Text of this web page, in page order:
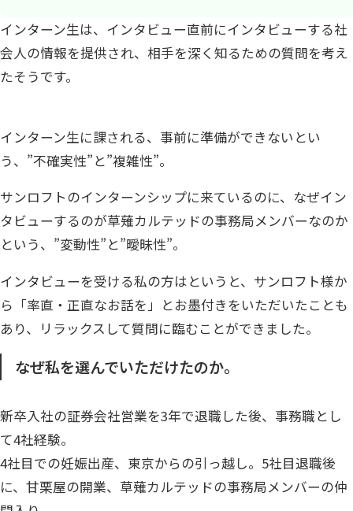
インターン生は、インタビュー直前にインタビューする社
会人の情報を提供され、相手を深く知るための質問を考え
たそうです。
インターン生に課される、事前に準備ができないとい
う、”不確実性”と”複雑性”。
サンロフトのインターンシップに来ているのに、なぜイン
タビューするのが草薙カルテッドの事務局メンバーなのか
という、”変動性”と”曖昧性”。
インタビューを受ける私の方はというと、サンロフト様か
ら「率直・正直なお話を」とお墨付きをいただいたことも
あり、リラックスして質問に臨むことができました。
なぜ私を選んでいただけたのか。
新卒入社の証券会社営業を3年で退職した後、事務職とし
て4社経験。
4社目での妊娠出産、東京からの引っ越し。5社目退職後
に、甘栗屋の開業、草薙カルテッドの事務局メンバーの仲